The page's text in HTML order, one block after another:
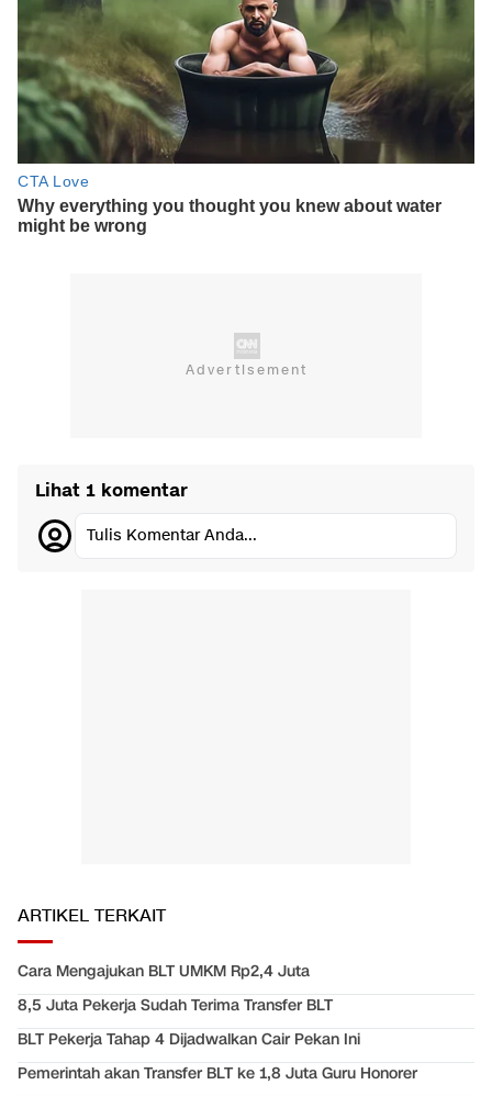
Lihat 1 komentar
Tulis Komentar Anda...
ARTIKEL TERKAIT
Cara Mengajukan BLT UMKM Rp2,4 Juta
8,5 Juta Pekerja Sudah Terima Transfer BLT
BLT Pekerja Tahap 4 Dijadwalkan Cair Pekan Ini
Pemerintah akan Transfer BLT ke 1,8 Juta Guru Honorer